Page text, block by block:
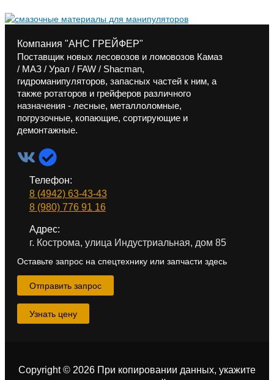
Компания "АНС ГРЕЙФЕР"
Поставщик новых лесовозов и ломовозов Камаз
/ МАЗ / Урал / FAW / Shacman,
гидроманипуляторов, запасных частей к ним, а
также ротаторов и грейферов различного
назначения - лесные, металлоломные,
погрузочные, копающие, сортирующие и
демонтажные.
Телефон:
8 (4942) 63-43-43
8 (980) 776 91 16
Адрес:
г. Кострома, улица Индустриальная, дом 85
Оставьте запрос на спецтехнику или запчасти здесь
Отправить запрос
Узнать цену
Copyright © 2026 При копировании данных, укажите